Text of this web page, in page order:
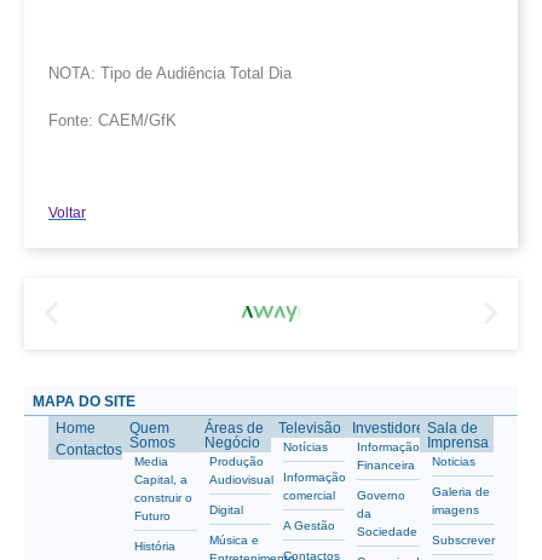
NOTA: Tipo de Audiência Total Dia
Fonte: CAEM/GfK
Voltar
MAPA DO SITE
Home
Contactos
Quem
Somos
Media
Capital, a
construir o
Futuro
História
Áreas de
Negócio
Produção
Audiovisual
Digital
Música e
Televisão
Notícias
Informação
comercial
A Gestão
Contactos
Investidores
Informação
Financeira
Governo
da
Sociedade
Sala de
Imprensa
Noticias
Galeria de
imagens
Subscrever